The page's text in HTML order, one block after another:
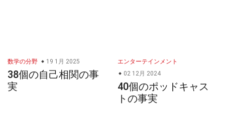
数学の分野 19 1月 2025
38個の自己相関の事
実
エンターテインメント
02 12月 2024
40個のポッドキャス
トの事実